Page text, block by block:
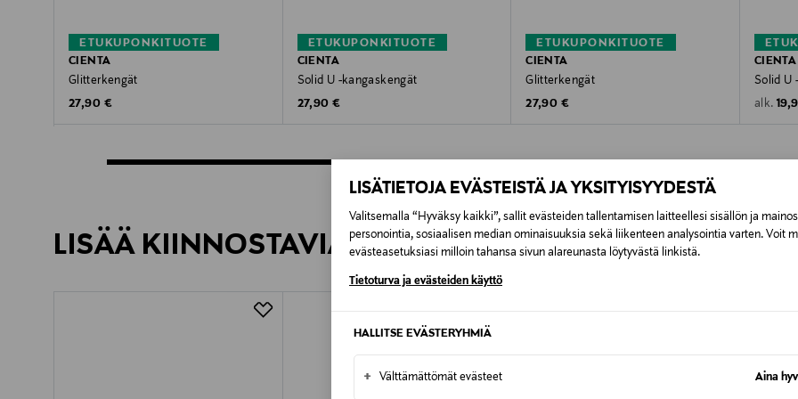
LISÄTIETOJA EVÄSTEISTÄ JA YKSITYISYYDESTÄ
Valitsemalla “Hyväksy kaikki”, sallit evästeiden tallentamisen laitteellesi sisällön ja
personointia, sosiaalisen median ominaisuuksia sekä liikenteen analysointia varten. Voit
evästeasetuksiasi milloin tahansa sivun alareunasta löytyvästä linkistä.
Tietoturva ja evästeiden käyttö
HALLITSE EVÄSTERYHMIÄ
+ Välttämättömät evästeet Aina
ETUKUPONKITUOTE
CIENTA
Glitterkengät
Original Price
27,90 €
ETUKUPONKITUOTE
CIENTA
Solid U -kangaskengät
Original Price
27,90 €
ETUKUPONKITUOTE
CIENTA
Glitterkengät
Original Price
27,90 €
CIENTA
Solid U
alk.
LISÄÄ KIINNOSTAVIA TUOTTEITA